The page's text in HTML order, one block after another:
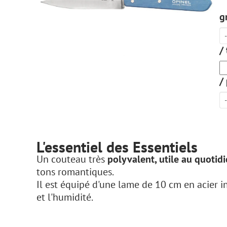
/
/
L'essentiel des Essentiels
Un couteau très polyvalent, utile au
tons romantiques.
Il est équipé d'une lame de 10 cm en acier
et l'humidité.